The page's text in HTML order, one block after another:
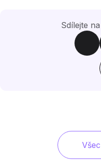
Sdílejte